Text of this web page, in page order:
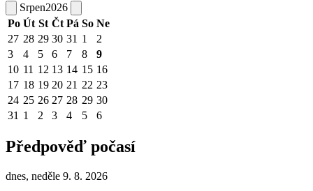
Srpen2026
Po Út St Čt Pá So Ne
27 28 29 30 31 1
2
3
4 5 6 7 8
9
10 11 12 13 14 15 16
17 18 19 20 21 22 23
24 25 26 27 28 29 30
31 1 2 3 4 5 6
Předpověď počasí
dnes, neděle 9. 8. 2026